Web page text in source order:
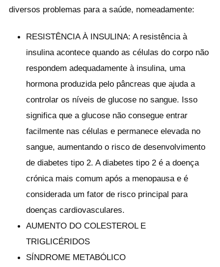
diversos problemas para a saúde, nomeadamente:
RESISTÊNCIA À INSULINA: A resistência à
insulina acontece quando as células do corpo não
respondem adequadamente à insulina, uma
hormona produzida pelo pâncreas que ajuda a
controlar os níveis de glucose no sangue. Isso
significa que a glucose não consegue entrar
facilmente nas células e permanece elevada no
sangue, aumentando o risco de desenvolvimento
de diabetes tipo 2. A diabetes tipo 2 é a doença
crónica mais comum após a menopausa e é
considerada um fator de risco principal para
doenças cardiovasculares.
AUMENTO DO COLESTEROL E
TRIGLICÉRIDOS
SÍNDROME METABÓLICO